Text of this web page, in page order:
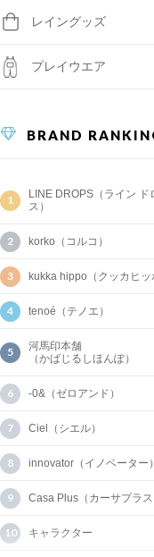
レイングッズ
プレイウエア
BRAND
LINE DROPS（ライン ド
ス）
korko（コルコ）
kukka hippo（クッカヒッ
tenoé（テノエ）
河馬印本舗
（かばじるしほんぽ）
-0&（ゼロアンド）
Ciel（シエル）
innovator（イノベーター）
Casa Plus（カーサプラス
キャラクター